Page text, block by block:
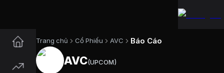
Trang chủ Cổ Phiếu AVC Báo Cáo
Cổ phiếuAVC— CTCP Thuy
AVC(UPCOM)